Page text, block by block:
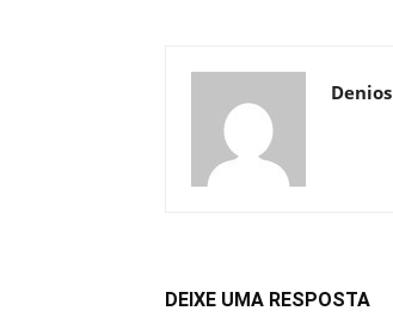
Denios
DEIXE UMA RESPOSTA